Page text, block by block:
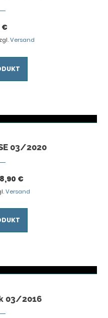
€
Versand
03/2020
8,90 €
Versand
03/2016